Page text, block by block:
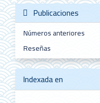
Publicaciones
Números anteriores
Reseñas
Indexada en